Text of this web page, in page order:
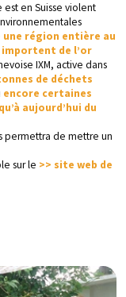
est en Suisse violent
une région entière au
importent de l’or
IXM, active dans
de déchets
encore certaines
aujourd’hui du
permettra de mettre un
sur le >> site web de